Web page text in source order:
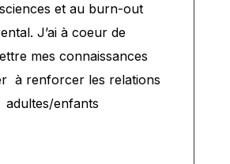
et au burn-out
J’ai à coeur de
mes connaissances
à renforcer les relations
adultes/enfants